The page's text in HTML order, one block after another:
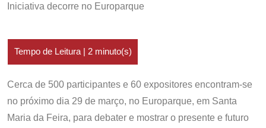
Iniciativa decorre no Europarque
Cerca de 500 participantes e 60 expositores encontram-se
no próximo dia 29 de março, no Europarque, em Santa
Maria da Feira, para debater e mostrar o presente e futuro